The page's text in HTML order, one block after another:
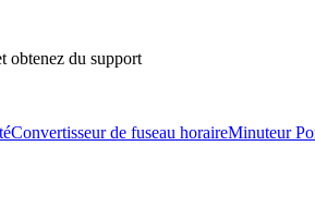
obtenez du support
Convertisseur de fuseau horaireMinuteur